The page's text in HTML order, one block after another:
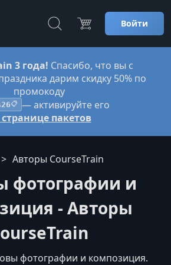
Войти
3 года! Спасибо, что вы с
дарим скидку 50% по
промокоду
📋 — активируйте его
пакетов
Авторы CourseTrain
фотографии и
- Авторы
фотографии и композиция.